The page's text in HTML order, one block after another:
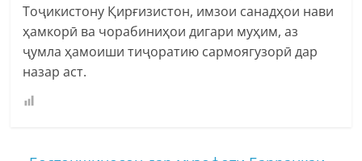
Тоҷикистону Қирғизистон, имзои санадҳои нави
ҳамкорӣ ва чорабиниҳои дигари муҳим, аз
ҷумла ҳамоиши тиҷоратию сармоягузорӣ дар
назар аст.